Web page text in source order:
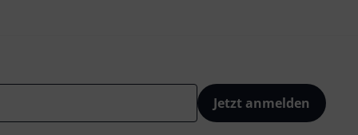
Jetzt anmelden